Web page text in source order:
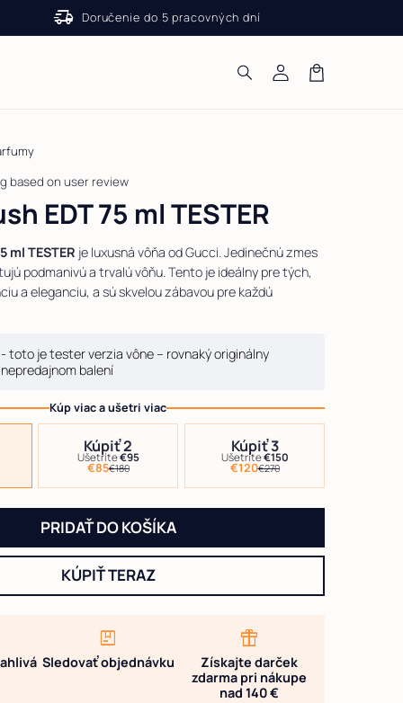
delivery_truck_speed Doručenie do 5 pracovných dní
Log
in
based on user review
EDT 75 ml TESTER
ml TESTER je luxusná vôňa od Gucci. Jedinečnú zmes
podmanivú a trvalú vôňu. Tento je ideálny pre tých,
a eleganciu, a sú skvelou zábavou pre každú
- toto je tester verzia vône – rovnaký originálny
balení
Kúp viac a ušetri viac
Kúpiť2
Ušetríte€95
€85€180
Kúpiť 3
Ušetríte€150
€120€270
PRIDAŤ DO KOŠÍKA
KÚPIŤ TERAZ
package
Sledovať objednávku
featured_seasonal_and_gifts
Získajte darček
zdarma pri nákupe
nad 140 €